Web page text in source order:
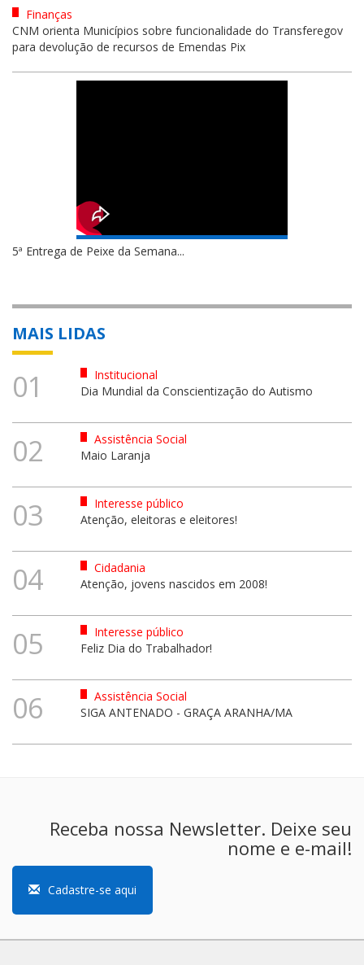
Finanças
CNM orienta Municípios sobre funcionalidade do Transferegov
para devolução de recursos de Emendas Pix
5ª Entrega de Peixe da Semana...
MAIS LIDAS
01
Institucional
Dia Mundial da Conscientização do Autismo
02
Assistência Social
Maio Laranja
03
Interesse público
Atenção, eleitoras e eleitores!
04
Cidadania
Atenção, jovens nascidos em 2008!
05
Interesse público
Feliz Dia do Trabalhador!
06
Assistência Social
SIGA ANTENADO - GRAÇA ARANHA/MA
Receba nossa Newsletter. Deixe seu
nome e e-mail!
Cadastre-se aqui